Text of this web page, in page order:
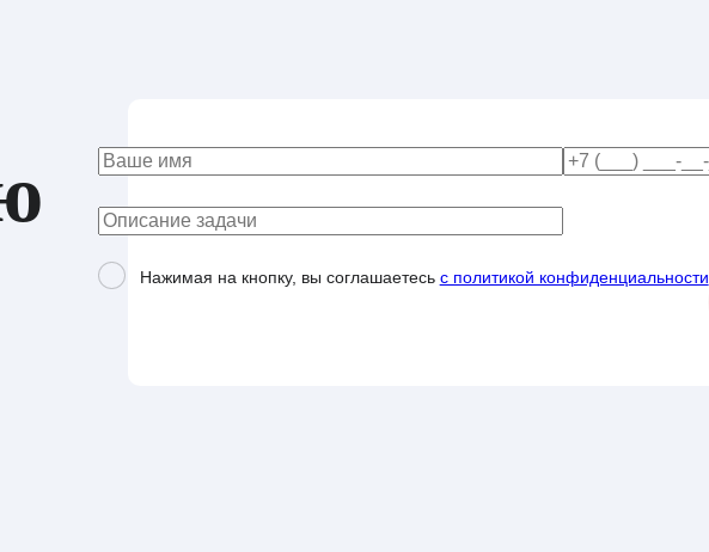
Нажимая на кнопку, вы соглашаетесь с политикой конфиденциальности